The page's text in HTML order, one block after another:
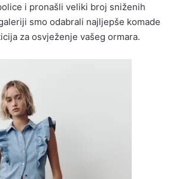
i pronašli veliki broj sniženih
smo odabrali najljepše komade
za osvježenje vašeg ormara.